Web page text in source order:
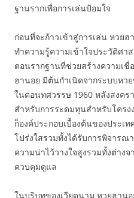
ฐานรากเพื่อการเล่นป้อมใจ
ก่อนที่จะก้าวเข้าสู่การเล่น หวยฮ
ทำความรู้ความเข้าใจประวัติศ
ตอนรากฐานที่ช่วยสร้างความเชื่
ฮานอย มีต้นกำเนิดจากระบบหว
ในตอนทศวรรษ 1960 หลังสงคร
สำหรับการระดมทุนสำหรับโครง
ก็องค์ประกอบเบื้องต้นของประเ
โปร่งใสรวมทั้งได้รับการพิจารณ
ความน่าไว้วางใจสูงรวมทั้งต่าง
ควบคุมดูแล
ในบริบทของเวียดนาม หวยฮาน